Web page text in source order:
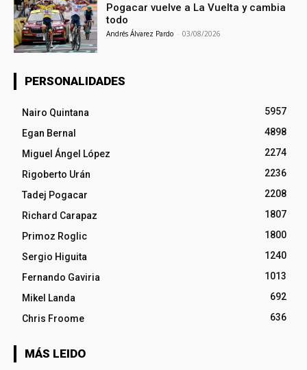
Pogacar vuelve a La Vuelta y cambia
todo
Andrés Álvarez Pardo - 03/08/2026
PERSONALIDADES
Nairo Quintana
5957
Egan Bernal
4898
Miguel Ángel López
2274
Rigoberto Urán
2236
Tadej Pogacar
2208
Richard Carapaz
1807
Primoz Roglic
1800
Sergio Higuita
1240
Fernando Gaviria
1013
Mikel Landa
692
Chris Froome
636
MÁS LEIDO